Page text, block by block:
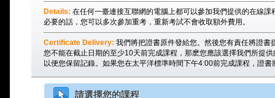
Details: 在任何一臺連接互聯網的電腦上都可以參加我們提供的在線
必要的話，您可以多次參加重考，重新考試不會收取額外費用。
Certificate Delivery: 我們將把證書原件發給您。然後您有責任將證
您不能在截止日期的至少10天前完成課程，那麽您應該選擇我們所提
以便您保留記錄。如果您在太平洋標準時間下午4:00前完成課程，證
請選擇您的課程